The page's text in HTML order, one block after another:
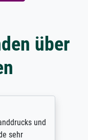
über
und
sehr